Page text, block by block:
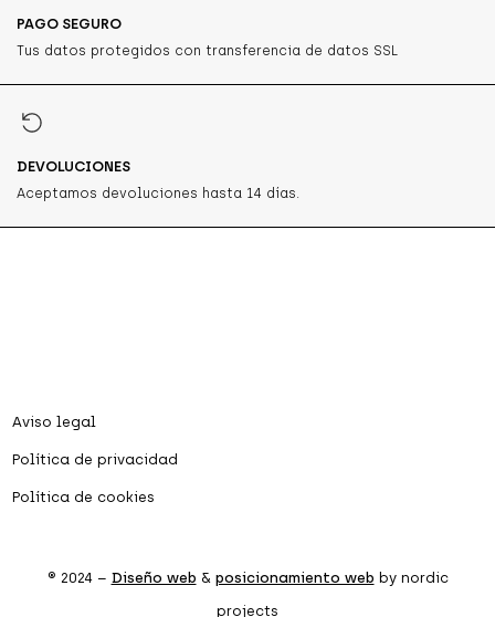
PAGO SEGURO
Tus datos protegidos con transferencia de datos SSL
DEVOLUCIONES
Aceptamos devoluciones hasta 14 días.
Aviso legal
Política de privacidad
Política de cookies
® 2024 – Diseño web & posicionamiento web by nordic
projects